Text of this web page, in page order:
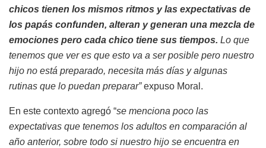
chicos tienen los mismos ritmos y las expectativas de
los papás confunden, alteran y generan una mezcla de
emociones pero cada chico tiene sus tiempos. Lo que
tenemos que ver es que esto va a ser posible pero nuestro
hijo no está preparado, necesita más días y algunas
rutinas que lo puedan preparar”expuso Moral.
En este contexto agregó “se menciona poco las
expectativas que tenemos los adultos en comparación al
año anterior, sobre todo si nuestro hijo se encuentra en